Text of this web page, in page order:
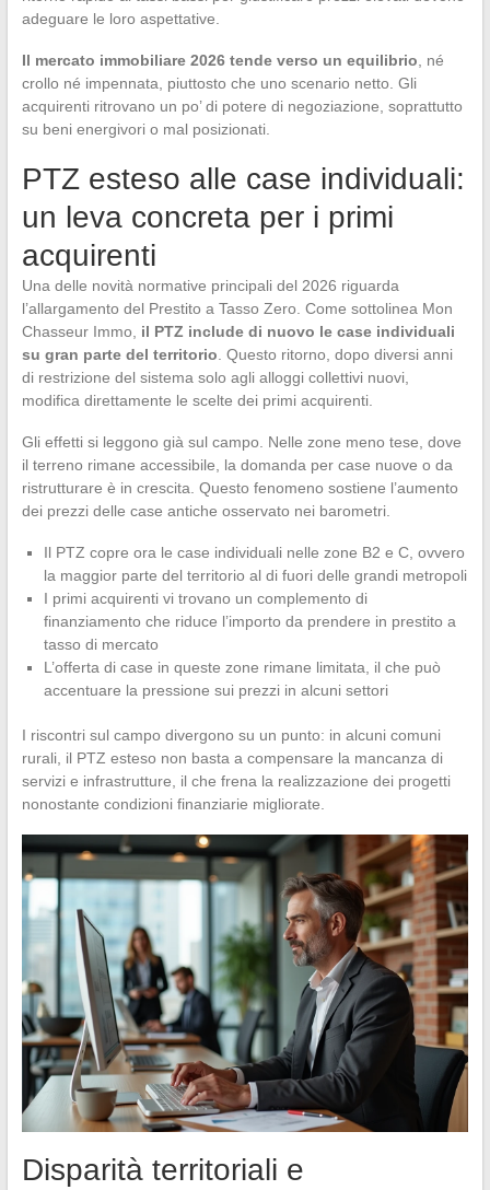
adeguare le loro aspettative.
Il mercato immobiliare 2026 tende verso un equilibrio , né
crollo né impennata, piuttosto che uno scenario netto. Gli
acquirenti ritrovano un po’ di potere di negoziazione, soprattutto
su beni energivori o mal posizionati.
PTZ esteso alle case individuali:
un leva concreta per i primi
acquirenti
Una delle novità normative principali del 2026 riguarda
l’allargamento del Prestito a Tasso Zero. Come sottolinea Mon
Chasseur Immo, il PTZ include di nuovo le case individuali
su gran parte del territorio . Questo ritorno, dopo diversi anni
di restrizione del sistema solo agli alloggi collettivi nuovi,
modifica direttamente le scelte dei primi acquirenti.
Gli effetti si leggono già sul campo. Nelle zone meno tese, dove
il terreno rimane accessibile, la domanda per case nuove o da
ristrutturare è in crescita. Questo fenomeno sostiene l’aumento
dei prezzi delle case antiche osservato nei barometri.
Il PTZ copre ora le case individuali nelle zone B2 e C, ovvero
la maggior parte del territorio al di fuori delle grandi metropoli
I primi acquirenti vi trovano un complemento di
finanziamento che riduce l’importo da prendere in prestito a
tasso di mercato
L’offerta di case in queste zone rimane limitata, il che può
accentuare la pressione sui prezzi in alcuni settori
I riscontri sul campo divergono su un punto: in alcuni comuni
rurali, il PTZ esteso non basta a compensare la mancanza di
servizi e infrastrutture, il che frena la realizzazione dei progetti
nonostante condizioni finanziarie migliorate.
Disparità territoriali e